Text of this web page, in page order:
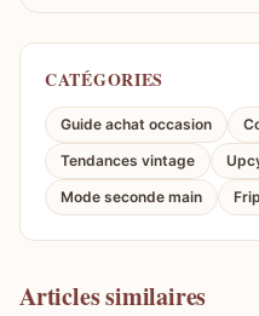
CATÉGORIES
Guide achat occasion
Tendances vintage
Mode seconde main
Articles similaires